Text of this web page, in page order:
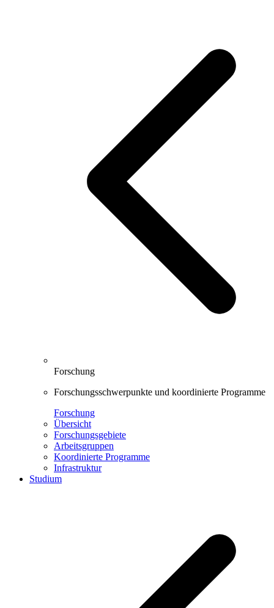
Forschung
Forschungsschwerpunkte und koordinierte Programme
Forschung
Übersicht
Forschungsgebiete
Arbeitsgruppen
Koordinierte Programme
Infrastruktur
Studium